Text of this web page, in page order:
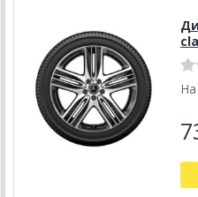
На